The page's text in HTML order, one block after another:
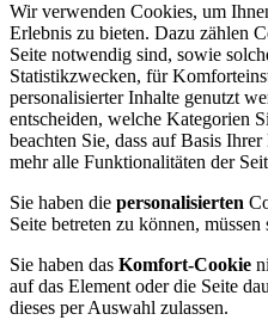
Wir verwenden Cookies, um
Erlebnis zu bieten. Dazu zählen
Seite notwendig sind, sowie
Statistikzwecken, für
personalisierter Inhalte genutzt
entscheiden, welche Kategorien
beachten Sie, dass auf Basis
mehr alle Funktionalitäten der
Sie haben die personalisierten
Seite betreten zu können,
Sie haben das Komfort-Cookie
auf das Element oder die Seite
dieses per Auswahl zulassen.